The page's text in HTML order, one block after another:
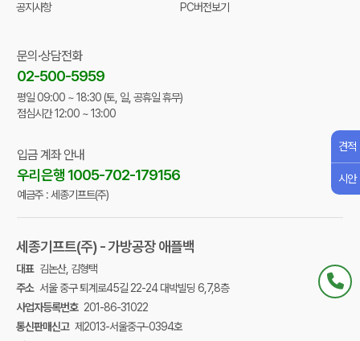
공지사항
PC버전보기
문의·상담전화
02-500-5959
평일 09:00 ~ 18:30(토, 일, 공휴일 휴무)
점심시간 12:00 ~ 13:00
입금 계좌 안내
우리은행 1005-702-179156
예금주 : 세종기프트(주)
세종기프트(주) - 가방공장 애플백
대표 김논산, 김형택
주소 서울 중구 퇴계로45길 22-24 대박빌딩 6,7,8층
사업자등록번호 201-86-31022
통신판매신고 제2013-서울중구-0394호
견적
시안